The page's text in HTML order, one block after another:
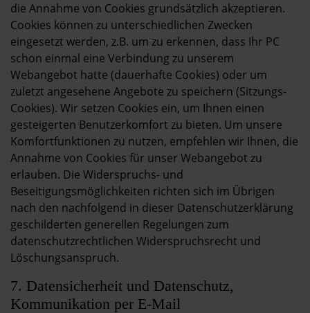
die Annahme von Cookies grundsätzlich akzeptieren.
Cookies können zu unterschiedlichen Zwecken
eingesetzt werden, z.B. um zu erkennen, dass Ihr PC
schon einmal eine Verbindung zu unserem
Webangebot hatte (dauerhafte Cookies) oder um
zuletzt angesehene Angebote zu speichern (Sitzungs-
Cookies). Wir setzen Cookies ein, um Ihnen einen
gesteigerten Benutzerkomfort zu bieten. Um unsere
Komfortfunktionen zu nutzen, empfehlen wir Ihnen, die
Annahme von Cookies für unser Webangebot zu
erlauben. Die Widerspruchs- und
Beseitigungsmöglichkeiten richten sich im Übrigen
nach den nachfolgend in dieser Datenschutzerklärung
geschilderten generellen Regelungen zum
datenschutzrechtlichen Widerspruchsrecht und
Löschungsanspruch.
7. Datensicherheit und Datenschutz,
Kommunikation per E-Mail